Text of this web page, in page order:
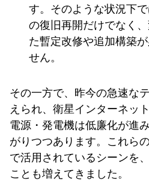
す。そのような状況下
の復旧再開だけでなく
た暫定改修や追加構築
せん。
その一方で、昨今の急速な
えられ、衛星インターネッ
電源・発電機は低廉化が進
がりつつあります。これら
で活用されているシーンを
ことも増えてきました。